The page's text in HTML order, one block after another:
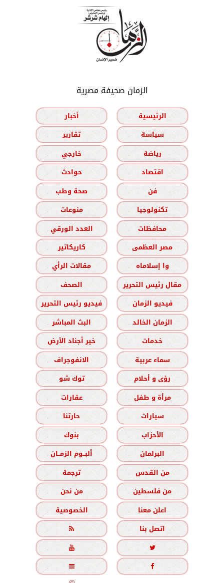
الزمان صحيفة مصرية
الرئيسية
أخبار
سياسة
تقارير
رياضة
خارجي
اقتصاد
حوادث
فن
صحة وطب
تكنولوجيا
منوعات
محافظات
العدد الورقي
مصر العظمى
كاريكاتير
وا إسلاماه
مقالات الرأي
مقال رئيس التحرير
الصحف
فيديو الزمان
فيديو رئيس التحرير
الزمان الخالد
البث المباشر
خدمات
خير أجناد الأرض
سماء عربية
الانفوجراف
رؤى و أحلام
توك شو
مرأة و طفل
عقارات
سيارات
حارتنا
الأحزاب
بنوك
البرلمان
ألبــوم الزمــان
من القدس
ترجمة
من فلسطين
من نحن
اعلن معنا
الخصوصية
اتصل بنا




